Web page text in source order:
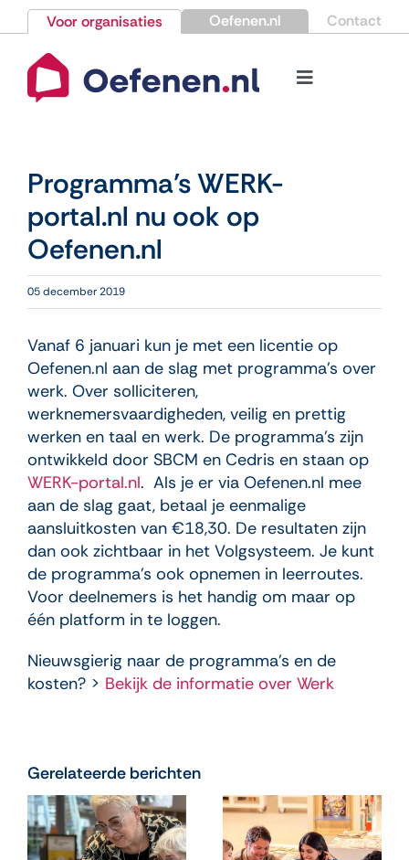
naar
inhoud
Voor organisaties Oefenen.nl Contact
Toggle
Nieuws
Kennisbank
Over Oefenen.nl
Contact
Programma’s WERK-
portal.nl nu ook op
Oefenen.nl
05 december 2019
Vanaf 6 januari kun je met een licentie op
Oefenen.nl aan de slag met programma’s over
werk. Over solliciteren,
werknemersvaardigheden, veilig en prettig
werken en taal en werk. De programma’s zijn
ontwikkeld door SBCM en Cedris en staan op
WERK-portal.nl. Als je er via Oefenen.nl mee
aan de slag gaat, betaal je eenmalige
aansluitkosten van €18,30. De resultaten zijn
dan ook zichtbaar in het Volgsysteem. Je kunt
de programma’s ook opnemen in leerroutes.
Voor deelnemers is het handig om maar op
één platform in te loggen.
Nieuwsgierig naar de programma’s en de
kosten? > Bekijk de informatie over Werk
Gerelateerde berichten